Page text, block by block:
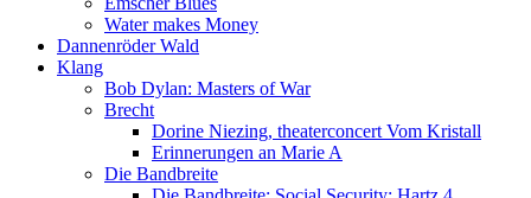
Water makes Money
Dannenröder Wald
Klang
Bob Dylan: Masters of War
Brecht
Dorine Niezing, theaterconcert Vom Kristall
Erinnerungen an Marie A
Die Bandbreite